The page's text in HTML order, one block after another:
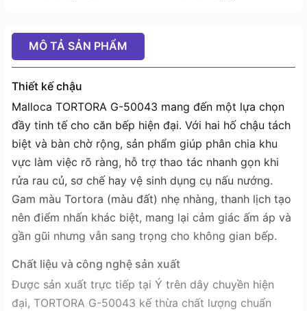
MÔ TẢ SẢN PHẨM
Thiết kế chậu
Malloca TORTORA G-50043 mang đến một lựa chọn
đầy tinh tế cho căn bếp hiện đại. Với hai hố chậu tách
biệt và bàn chờ rộng, sản phẩm giúp phân chia khu
vực làm việc rõ ràng, hỗ trợ thao tác nhanh gọn khi
rửa rau củ, sơ chế hay vệ sinh dụng cụ nấu nướng.
Gam màu Tortora (màu đất) nhẹ nhàng, thanh lịch tạo
nên điểm nhấn khác biệt, mang lại cảm giác ấm áp và
gần gũi nhưng vẫn sang trọng cho không gian bếp.
Chất liệu và công nghệ sản xuất
Được sản xuất trực tiếp tại Ý trên dây chuyền hiện
đại, TORTORA G-50043 kế thừa chất lượng chuẩn